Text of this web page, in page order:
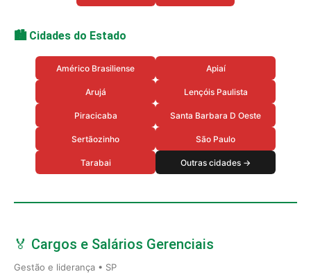
🏙️ Cidades do Estado
Américo Brasiliense Apiaí
Arujá Lençóis Paulista
Piracicaba Santa Barbara D Oeste
Sertãozinho São Paulo
Tarabai Outras cidades →
🏅 Cargos e Salários Gerenciais
Gestão e liderança • SP